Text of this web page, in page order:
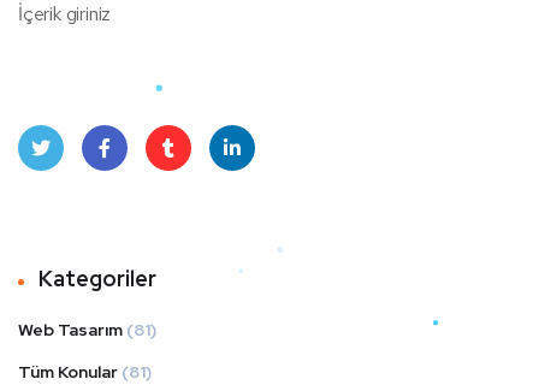
İçerik giriniz
Kategoriler
Web Tasarım (81)
Tüm Konular (81)